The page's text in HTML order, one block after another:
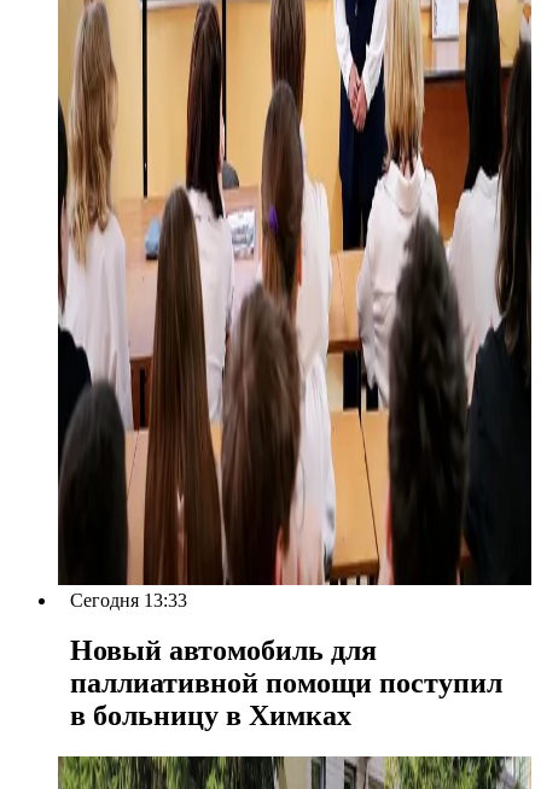
Сегодня 13:33
Новый автомобиль для
паллиативной помощи поступил
в больницу в Химках